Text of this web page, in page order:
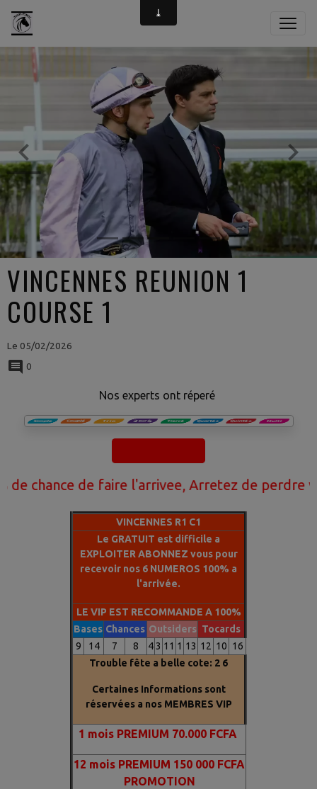
VINCENNES REUNION 1
COURSE 1
Le 05/02/2026
0
Nos experts ont réperé
de faire l'arrivee, Arretez de perdre
VINCENNES R1 C1
Le GRATUIT est difficile a
EXPLOITER ABONNEZ vous pour
recevoir nos 6 NUMEROS 100% a
l'arrivée.
LE VIP EST RECOMMANDE A 100%
Bases Chances Outsiders Tocards
9
14 7 8 43 11 1 13 12 10 16
Trouble fête a belle cote: 2 6
Certaines Informations sont
réservées a nos MEMBRES VIP
1 mois PREMIUM 70.000 FCFA
12 mois PREMIUM 150 000 FCFA
PROMOTION